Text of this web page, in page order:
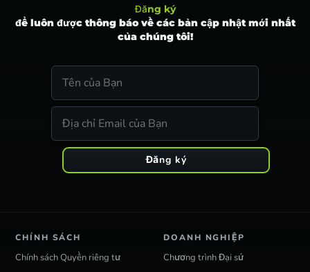
Đăng ký
để luôn được thông báo về các bản cập nhật mới nhất
của chúng tôi!
Đăng ký
CHÍNH SÁCH
Chính sách Quyền riêng tư
DOANH NGHIỆP
Chương trình Đại sứ